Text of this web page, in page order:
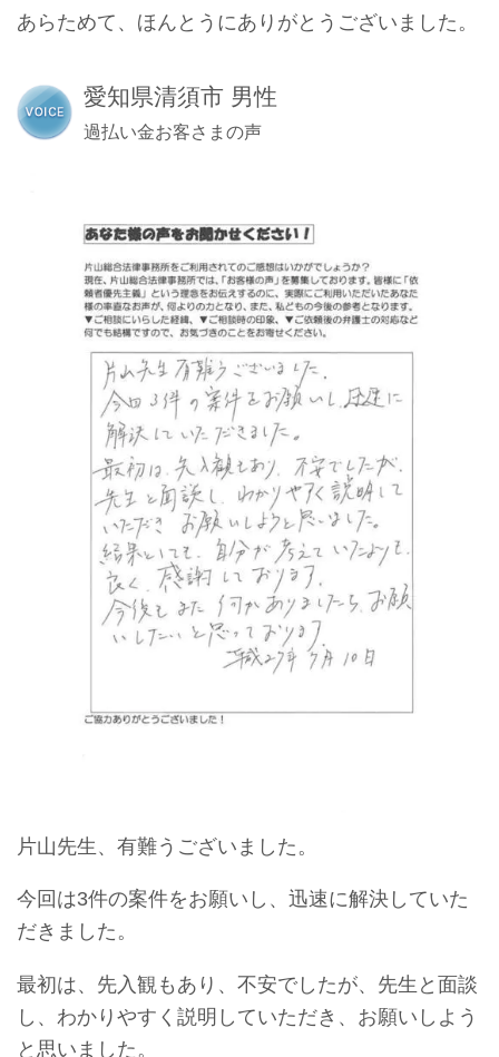
あらためて、ほんとうにありがとうございました。
愛知県清須市 男性
過払い金お客さまの声
片山先生、有難うございました。
今回は3件の案件をお願いし、迅速に解決していた
だきました。
最初は、先入観もあり、不安でしたが、先生と面談
し、わかりやすく説明していただき、お願いしよう
と思いました。